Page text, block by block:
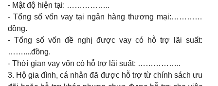
- Mật độ hiện tại: ……………..
- Tổng số vốn vay tại ngân hàng thương mại:…………
đồng.
- Tổng số vốn đề nghị được vay có hỗ trợ lãi suất:
……....đồng.
- Thời gian vay vốn có hỗ trợ lãi suất: ……………..
3. Hộ gia đình, cá nhân đã được hỗ trợ từ chính sách ưu